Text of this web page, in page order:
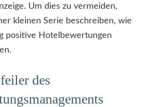
Um dies zu vermeiden,
kleinen Serie beschreiben, wie
positive Hotelbewertungen
des